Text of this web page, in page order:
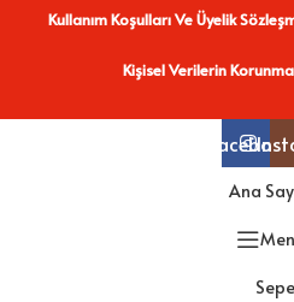
Kullanım Koşulları Ve Üyelik
Kişisel Verilerin
Facebook
Ana